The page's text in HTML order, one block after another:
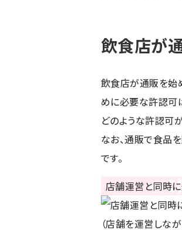
飲食店が
飲食店が通販を始
めに必要な許認可
どのような許認可
なお、通販で食品
です。
（店舗を運営しな